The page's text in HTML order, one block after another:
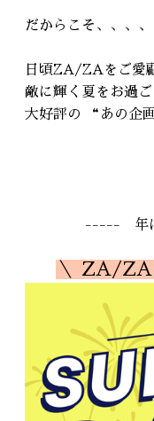
だからこそ、、、、
日頃ZA/ZAをご愛
敵に輝く夏をお過
大好評の “あの企
----- 年
＼ ZA/ZA